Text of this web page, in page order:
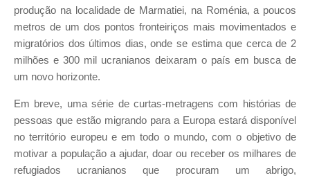
produção na localidade de Marmatiei, na Roménia, a poucos
metros de um dos pontos fronteiriços mais movimentados e
migratórios dos últimos dias, onde se estima que cerca de 2
milhões e 300 mil ucranianos deixaram o país em busca de
um novo horizonte.
Em breve, uma série de curtas-metragens com histórias de
pessoas que estão migrando para a Europa estará disponível
no território europeu e em todo o mundo, com o objetivo de
motivar a população a ajudar, doar ou receber os milhares de
refugiados ucranianos que procuram um abrigo,